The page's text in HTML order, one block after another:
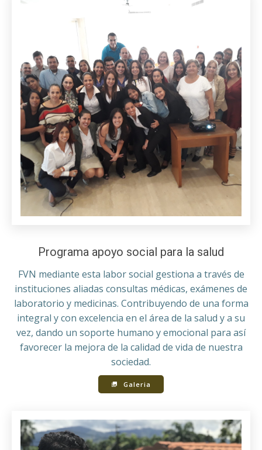
Programa apoyo social para la salud
FVN mediante esta labor social gestiona a través de
instituciones aliadas consultas médicas, exámenes de
laboratorio y medicinas. Contribuyendo de una forma
integral y con excelencia en el área de la salud y a su
vez, dando un soporte humano y emocional para así
favorecer la mejora de la calidad de vida de nuestra
sociedad.
Galeria